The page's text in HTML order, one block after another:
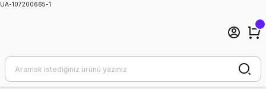
UA-107200665-1